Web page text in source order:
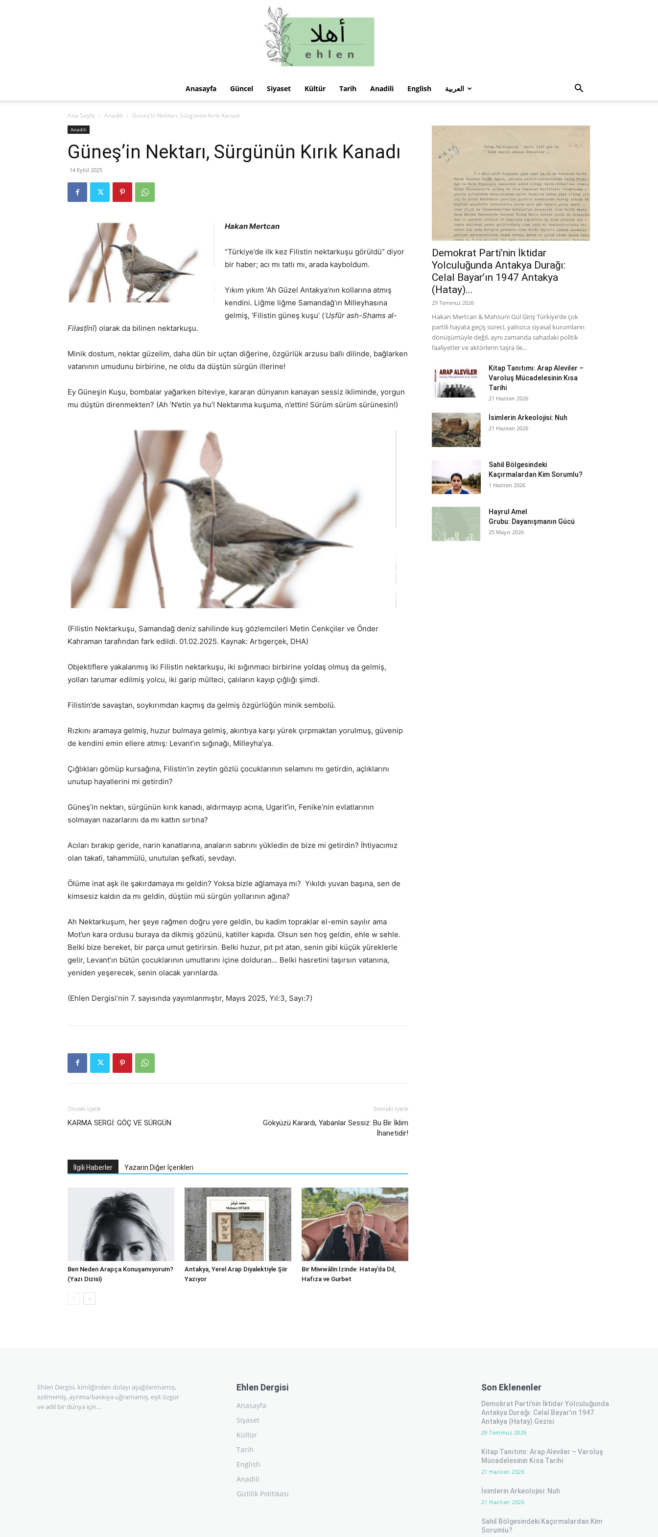
Anasayfa Güncel Siyaset Kültür Tarih Anadili English العربية
Ana Sayfa Anadili Güneş’in Nektarı, Sürgünün Kırık Kanadı
Anadili
Güneş’in Nektarı, Sürgünün Kırık Kanadı
14 Eylül 2025
Hakan Mertcan
“Türkiye’de ilk kez Filistin nektarkuşu görüldü” diyor
bir haber; acı mı tatlı mı, arada kayboldum.
Yıkım yıkım ‘Ah Güzel Antakya’nın kollarına atmış
kendini. Liğme liğme Samandağ’ın Milleyhasına
gelmiş, ‘Filistin güneş kuşu’ (ʿUṣfūr ash-Shams al-
Filasṭīnī) olarak da bilinen nektarkuşu.
Minik dostum, nektar güzelim, daha dün bir uçtan diğerine, özgürlük arzusu ballı dilinde, bağlarken
vatanının umudunu birbirine, ne oldu da düştün sürgün illerine!
Ey Güneşin Kuşu, bombalar yağarken biteviye, kararan dünyanın kanayan sessiz ikliminde, yorgun
mu düştün direnmekten? (Ah ‘N’etin ya hu’! Nektarıma kuşuma, n’ettin! Sürüm sürüm sürünesin!)
(Filistin Nektarkuşu, Samandağ deniz sahilinde kuş gözlemcileri Metin Cenkçiler ve Önder
Kahraman tarafından fark edildi. 01.02.2025. Kaynak: Artıgerçek, DHA)
Objektiflere yakalanmış iki Filistin nektarkuşu, iki sığınmacı birbirine yoldaş olmuş da gelmiş,
yolları tarumar edilmiş yolcu, iki garip mülteci, çalıların kayıp çığlığı şimdi.
Filistin’de savaştan, soykırımdan kaçmış da gelmiş özgürlüğün minik sembolü.
Rızkını aramaya gelmiş, huzur bulmaya gelmiş, akıntıya karşı yürek çırpmaktan yorulmuş, güvenip
de kendini emin ellere atmış: Levant’ın sığınağı, Milleyha’ya.
Çığlıkları gömüp kursağına, Filistin’in zeytin gözlü çocuklarının selamını mı getirdin, açlıklarını
unutup hayallerini mi getirdin?
Güneş’in nektarı, sürgünün kırık kanadı, aldırmayıp acına, Ugarit’in, Fenike’nin evlatlarının
solmayan nazarlarını da mı kattın sırtına?
Acıları bırakıp geride, narin kanatlarına, anaların sabrını yükledin de bize mi getirdin? İhtiyacımız
olan takati, tahammülü, unutulan şefkati, sevdayı.
Ölüme inat aşk ile şakırdamaya mı geldin? Yoksa bizle ağlamaya mı? Yıkıldı yuvan başına, sen de
kimsesiz kaldın da mı geldin, düştün mü sürgün yollarının ağına?
Ah Nektarkuşum, her şeye rağmen doğru yere geldin, bu kadim topraklar el-emin sayılır ama
Mot’un kara ordusu buraya da dikmiş gözünü, katiller kapıda. Olsun sen hoş geldin, ehle w sehle.
Belki bize bereket, bir parça umut getirirsin. Belki huzur, pıt pıt atan, senin gibi küçük yüreklerle
gelir, Levant’ın bütün çocuklarının umutlarını içine dolduran… Belki hasretini taşırsın vatanına,
yeniden yeşerecek, senin olacak yarınlarda.
(Ehlen Dergisi’nin 7. sayısında yayımlanmıştır, Mayıs 2025, Yıl:3, Sayı:7)
Önceki İçerik
KARMA SERGİ: GÖÇ VE SÜRGÜN
Sonraki İçerik
Gökyüzü Karardı, Yabanlar Sessiz: Bu Bir İklim
İhanetidir!
İlgili Haberler Yazarın Diğer İçerikleri
Ben Neden Arapça Konuşamıyorum?
(Yazı Dizisi)
Antakya, Yerel Arap Diyalektiyle Şiir
Yazıyor
Bir Miwwâlin İzinde: Hatay’da Dil,
Hafıza ve Gurbet
Demokrat Parti’nin İktidar
Yolculuğunda Antakya Durağı:
Celal Bayar’ın 1947 Antakya
(Hatay)...
29 Temmuz 2026
Hakan Mertcan & Mahsuni Gül Giriş Türkiye’de çok
partili hayata geçiş süreci, yalnızca siyasal kurumların
dönüşümüyle değil, aynı zamanda sahadaki politik
faaliyetler ve aktörlerin taşra ile...
Kitap Tanıtımı: Arap Aleviler –
Varoluş Mücadelesinin Kısa
Tarihi
21 Haziran 2026
İsimlerin Arkeolojisi: Nuh
21 Haziran 2026
Sahil Bölgesindeki
Kaçırmalardan Kim Sorumlu?
1 Haziran 2026
Hayrul Amel
Grubu: Dayanışmanın Gücü
25 Mayıs 2026
Ehlen Dergisi, kimliğinden dolayı aşağılanmamış,
ezilmemiş, ayrıma/baskıya uğramamış, eşit özgür
ve adil bir dünya için...
Ehlen Dergisi
Anasayfa
Siyaset
Kültür
Tarih
English
Anadili
Gizlilik Politikası
Son Eklenenler
Demokrat Parti’nin İktidar Yolculuğunda
Antakya Durağı: Celal Bayar’ın 1947
Antakya (Hatay) Gezisi
29 Temmuz 2026
Kitap Tanıtımı: Arap Aleviler – Varoluş
Mücadelesinin Kısa Tarihi
21 Haziran 2026
İsimlerin Arkeolojisi: Nuh
21 Haziran 2026
Sahil Bölgesindeki Kaçırmalardan Kim
Sorumlu?